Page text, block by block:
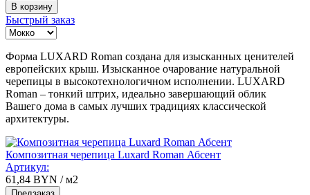
В корзину
Быстрый заказ
Форма LUXARD Roman создана для изысканных ценителей
европейских крыш. Изысканное очарование натуральной
черепицы в высокотехнологичном исполнении. LUXARD
Roman – тонкий штрих, идеально завершающий облик
Вашего дома в самых лучших традициях классической
архитектуры.
Композитная черепица Luxard Roman Абсент
Артикул:
61,84 BYN / м2